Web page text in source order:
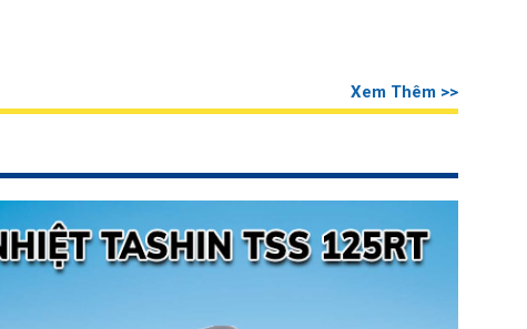
Xem Thêm >>